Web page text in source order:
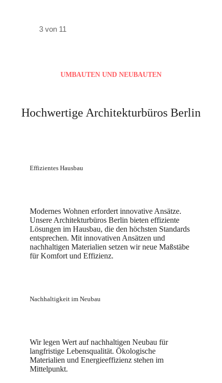
3 von 11
UMBAUTEN UND NEUBAUTEN
Hochwertige Architekturbüros Berlin
Effizientes Hausbau
Modernes Wohnen erfordert innovative Ansätze.
Unsere Architekturbüros Berlin bieten effiziente
Lösungen im Hausbau, die den höchsten Standards
entsprechen. Mit innovativen Ansätzen und
nachhaltigen Materialien setzen wir neue Maßstäbe
für Komfort und Effizienz.
Nachhaltigkeit im Neubau
Wir legen Wert auf nachhaltigen Neubau für
langfristige Lebensqualität. Ökologische
Materialien und Energieeffizienz stehen im
Mittelpunkt.